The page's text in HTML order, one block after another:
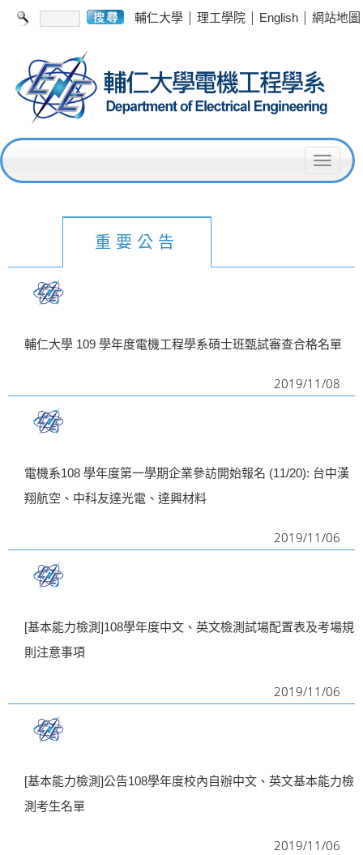
輔仁大學 | 理工學院 | English | 網站地圖
T
l
a
i
i
n
重要公告
輔仁大學 109 學年度電機工程學系碩士班甄試審查合格名單
2019/11/08
電機系108 學年度第一學期企業參訪開始報名 (11/20): 台中漢
翔航空、中科友達光電、達興材料
2019/11/06
[基本能力檢測]108學年度中文、英文檢測試場配置表及考場規
則注意事項
2019/11/06
[基本能力檢測]公告108學年度校內自辦中文、英文基本能力檢
測考生名單
2019/11/06